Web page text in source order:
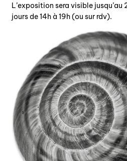
artistes en
lectures
qui
éditions
sonar/
engagement
L’exposition sera visible jusqu’au
jours de 14h à 19h (ou sur rdv).